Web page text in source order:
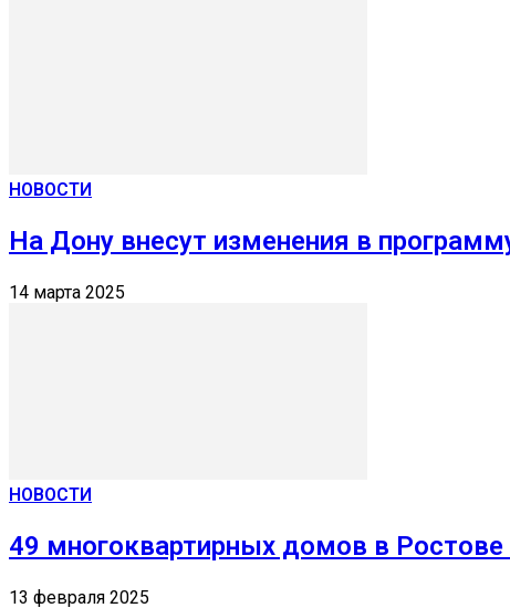
НОВОСТИ
На Дону внесут изменения в
14 марта 2025
НОВОСТИ
49 многоквартирных домов в Ростове
13 февраля 2025